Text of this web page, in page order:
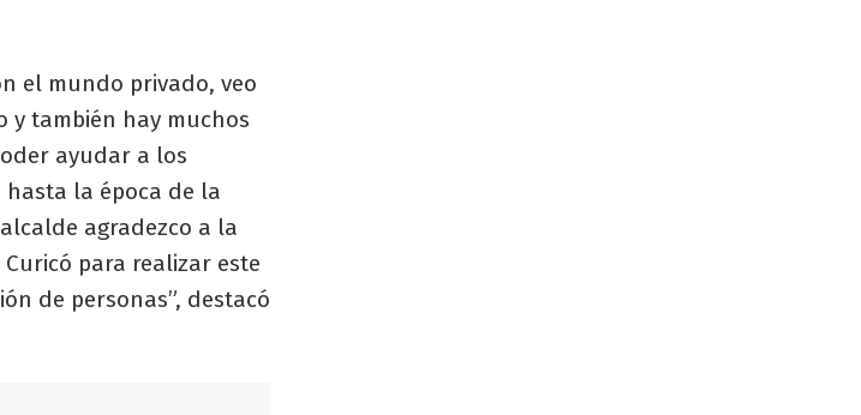
el mundo privado, veo
y también hay muchos
ayudar a los
la época de la
agradezco a la
para realizar este
de personas”, destacó